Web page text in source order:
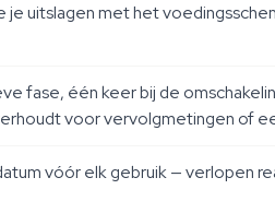
uitslagen met het
fase, één keer bij de
voor vervolgmetingen of
vóór elk gebruik — verlopen